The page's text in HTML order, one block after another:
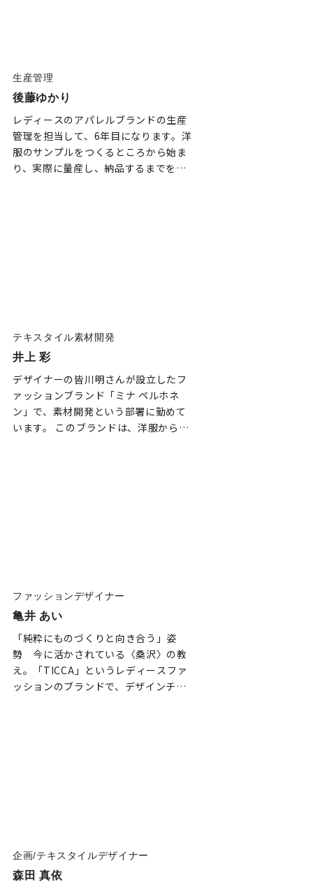
生産管理
後藤ゆかり
レディースのアパレルブランドの生産
管理を担当して、6年目になります。洋
服のサンプルをつくるところから始ま
り、実際に量産し、納品するまでを担
テキスタイル素材開発
井上 彩
デザイナーの皆川明さんが設立したフ
ァッションブランド「ミナ ペルホネ
ン」で、素材開発という部署に勤めて
います。 このブランドは、洋服からカ
ファッションデザイナー
亀井 あい
「純粋にものづくりと向き合う」姿
勢 今に活かされている〈桑沢〉の教
え。「TICCA」というレディースファ
ッションのブランドで、デザインチー
企画/テキスタイルデザイナー
森田 真依